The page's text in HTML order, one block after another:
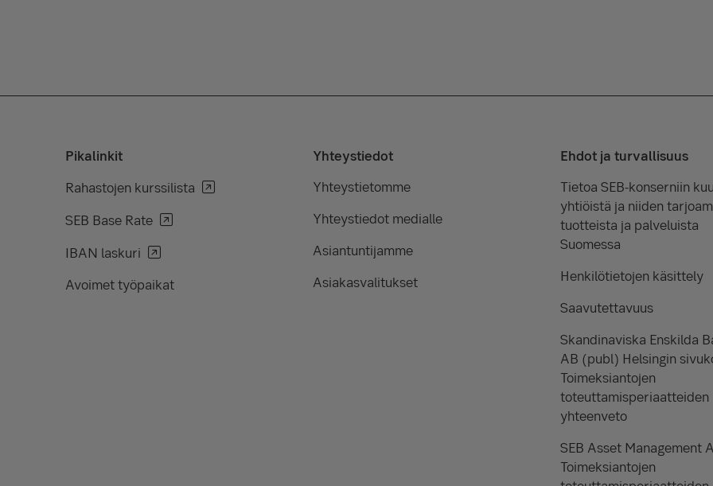
Pikalinkit
Rahastojen kurssilista
SEB Base Rate
IBAN laskuri
Avoimet työpaikat
Yhteystiedot
Yhteystietomme
Yhteystiedot medialle
Asiantuntijamme
Asiakasvalitukset
Ehdot ja turvallisuus
Tietoa SEB-konserniin
yhtiöistä ja niiden
tuotteista ja palveluista
Suomessa
Henkilötietojen käsittely
Saavutettavuus
Skandinaviska Enskilda
AB (publ) Helsingin
Toimeksiantojen
toteuttamisperiaatteiden
yhteenveto
SEB Asset Management
Toimeksiantojen